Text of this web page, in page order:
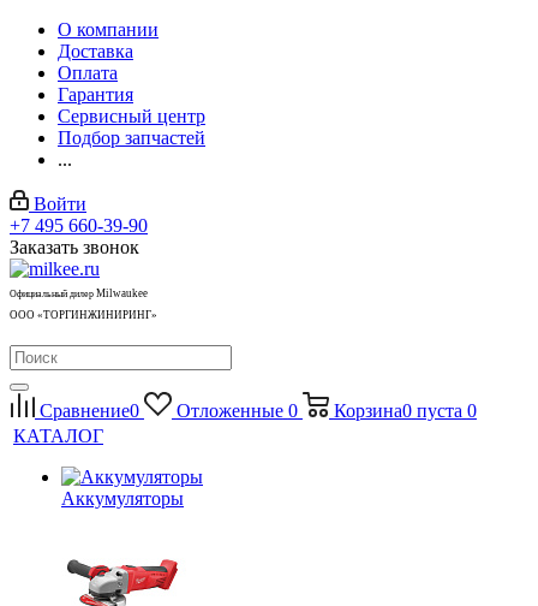
О компании
Доставка
Оплата
Гарантия
Сервисный центр
Подбор запчастей
...
Войти
+7 495 660-39-90
Заказать звонок
Официальный дилер Milwaukee
ООО «ТОРГИНЖИНИРИНГ»
Сравнение0 Отложенные 0 Корзина0 пуста 0
КАТАЛОГ
Аккумуляторы